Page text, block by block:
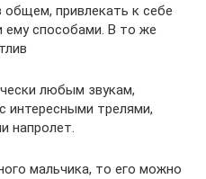
привлекать к себе
ему способами. В то же
любым звукам,
интересными трелями,
напролет.
мальчика, то его можно